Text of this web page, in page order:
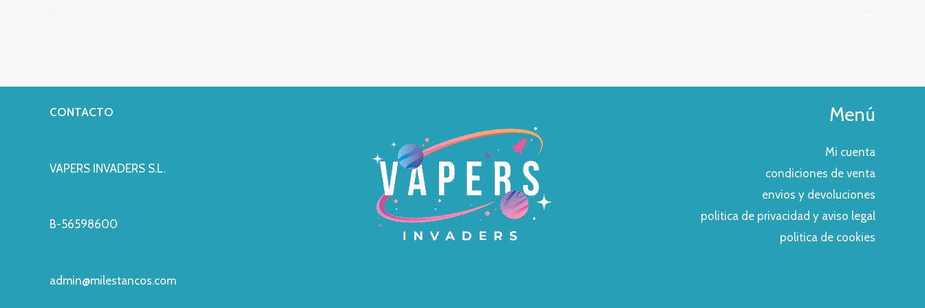
CONTACTO
VAPERS INVADERS S.L.
B-56598600
admin@milestancos.com
Menú
Mi cuenta
condiciones de venta
envios y devoluciones
politica de privacidad y aviso legal
politica de cookies